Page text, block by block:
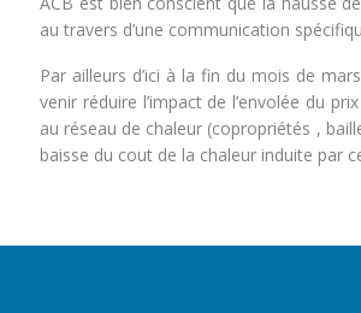
au travers d’une communication
Par ailleurs d’ici à la fin du mois de
venir réduire l’impact de l’envolée du
au réseau de chaleur (copropriétés ,
baisse du cout de la chaleur induite par